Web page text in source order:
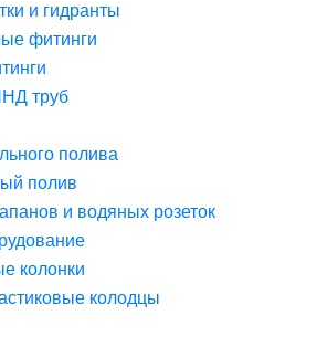
и гидранты
фитинги
труб
полива
полив
и водяных розеток
колонки
колодцы